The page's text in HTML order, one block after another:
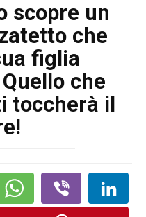
scopre un
che
figlia
che
toccherà il